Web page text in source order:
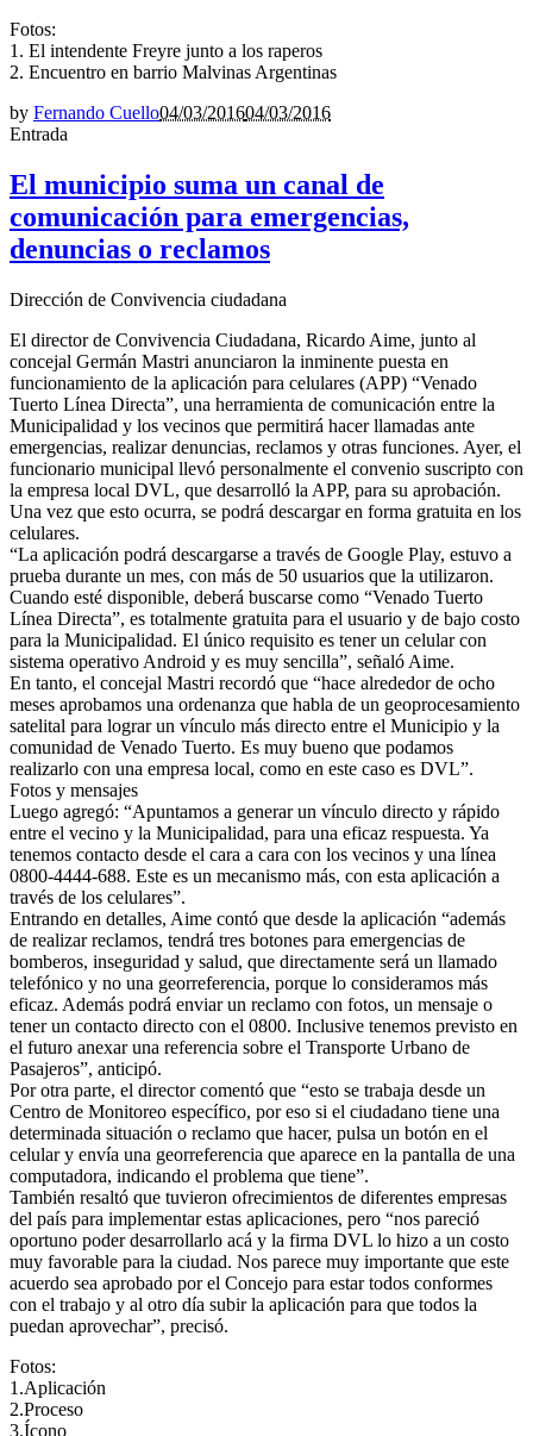
Fotos:
1. El intendente Freyre junto a los raperos
2. Encuentro en barrio Malvinas Argentinas
by Fernando Cuello04/03/201604/03/2016
Entrada
El municipio suma un canal de
comunicación para emergencias,
denuncias o reclamos
Dirección de Convivencia ciudadana
El director de Convivencia Ciudadana, Ricardo Aime, junto al
concejal Germán Mastri anunciaron la inminente puesta en
funcionamiento de la aplicación para celulares (APP) “Venado
Tuerto Línea Directa”, una herramienta de comunicación entre la
Municipalidad y los vecinos que permitirá hacer llamadas ante
emergencias, realizar denuncias, reclamos y otras funciones. Ayer, el
funcionario municipal llevó personalmente el convenio suscripto con
la empresa local DVL, que desarrolló la APP, para su aprobación.
Una vez que esto ocurra, se podrá descargar en forma gratuita en los
celulares.
“La aplicación podrá descargarse a través de Google Play, estuvo a
prueba durante un mes, con más de 50 usuarios que la utilizaron.
Cuando esté disponible, deberá buscarse como “Venado Tuerto
Línea Directa”, es totalmente gratuita para el usuario y de bajo costo
para la Municipalidad. El único requisito es tener un celular con
sistema operativo Android y es muy sencilla”, señaló Aime.
En tanto, el concejal Mastri recordó que “hace alrededor de ocho
meses aprobamos una ordenanza que habla de un geoprocesamiento
satelital para lograr un vínculo más directo entre el Municipio y la
comunidad de Venado Tuerto. Es muy bueno que podamos
realizarlo con una empresa local, como en este caso es DVL”.
Fotos y mensajes
Luego agregó: “Apuntamos a generar un vínculo directo y rápido
entre el vecino y la Municipalidad, para una eficaz respuesta. Ya
tenemos contacto desde el cara a cara con los vecinos y una línea
0800-4444-688. Este es un mecanismo más, con esta aplicación a
través de los celulares”.
Entrando en detalles, Aime contó que desde la aplicación “además
de realizar reclamos, tendrá tres botones para emergencias de
bomberos, inseguridad y salud, que directamente será un llamado
telefónico y no una georreferencia, porque lo consideramos más
eficaz. Además podrá enviar un reclamo con fotos, un mensaje o
tener un contacto directo con el 0800. Inclusive tenemos previsto en
el futuro anexar una referencia sobre el Transporte Urbano de
Pasajeros”, anticipó.
Por otra parte, el director comentó que “esto se trabaja desde un
Centro de Monitoreo específico, por eso si el ciudadano tiene una
determinada situación o reclamo que hacer, pulsa un botón en el
celular y envía una georreferencia que aparece en la pantalla de una
computadora, indicando el problema que tiene”.
También resaltó que tuvieron ofrecimientos de diferentes empresas
del país para implementar estas aplicaciones, pero “nos pareció
oportuno poder desarrollarlo acá y la firma DVL lo hizo a un costo
muy favorable para la ciudad. Nos parece muy importante que este
acuerdo sea aprobado por el Concejo para estar todos conformes
con el trabajo y al otro día subir la aplicación para que todos la
puedan aprovechar”, precisó.
Fotos:
1.Aplicación
2.Proceso
3.Ícono